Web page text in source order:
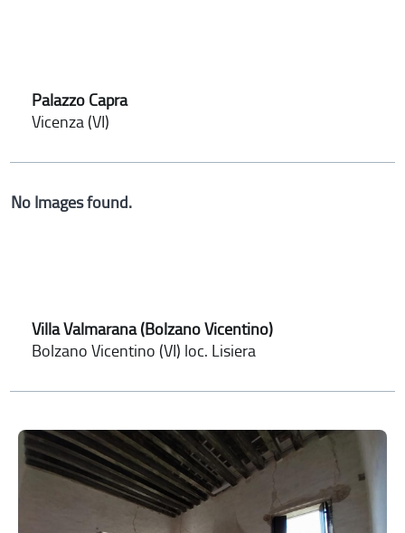
Palazzo Capra
Vicenza (VI)
No Images found.
Villa Valmarana (Bolzano Vicentino)
Bolzano Vicentino (VI) loc. Lisiera